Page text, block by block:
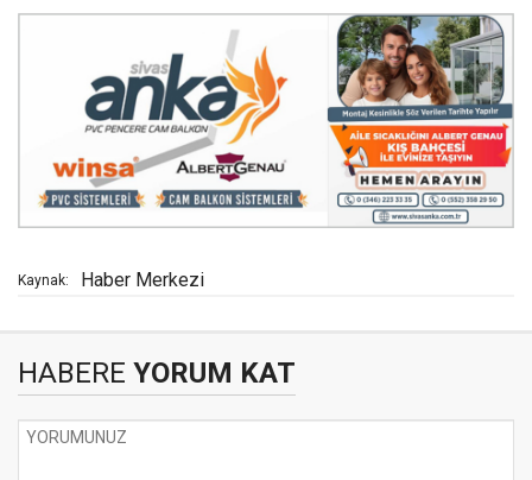
Kaynak: Haber Merkezi
HABERE YORUM KAT